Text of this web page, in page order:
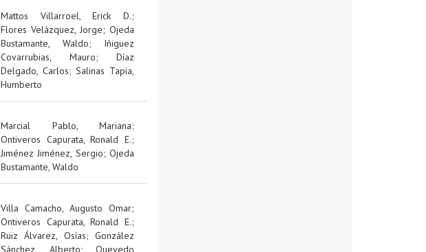
Mattos Villarroel, Erick D.;
Flores Velázquez, Jorge; Ojeda
Bustamante, Waldo; Iñiguez
Covarrubias, Mauro; Díaz
Delgado, Carlos;Salinas Tapia,
Humberto
Marcial Pablo, Mariana;
Ontiveros Capurata, Ronald E.;
Jiménez Jiménez, Sergio;Ojeda
Bustamante, Waldo
Villa Camacho, Augusto Omar;
Ontiveros Capurata, Ronald E.;
Ruiz Álvarez, Osías;González
Sánchez, Alberto; Quevedo